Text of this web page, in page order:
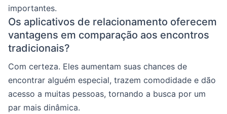
importantes.
Os aplicativos de relacionamento oferecem
vantagens em comparação aos encontros
tradicionais?
Com certeza. Eles aumentam suas chances de
encontrar alguém especial, trazem comodidade e dão
acesso a muitas pessoas, tornando a busca por um
par mais dinâmica.